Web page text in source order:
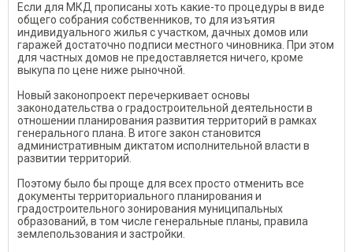
Если для МКД прописаны хоть какие-то процедуры в виде
общего собрания собственников, то для изъятия
индивидуального жилья с участком, дачных домов или
гаражей достаточно подписи местного чиновника. При этом
для частных домов не предоставляется ничего, кроме
выкупа по цене ниже рыночной.
Новый законопроект перечеркивает основы
законодательства о градостроительной деятельности в
отношении планирования развития территорий в рамках
генерального плана. В итоге закон становится
административным диктатом исполнительной власти в
развитии территорий.
Поэтому было бы проще для всех просто отменить все
документы территориального планирования и
градостроительного зонирования муниципальных
образований, в том числе генеральные планы, правила
землепользования и застройки.